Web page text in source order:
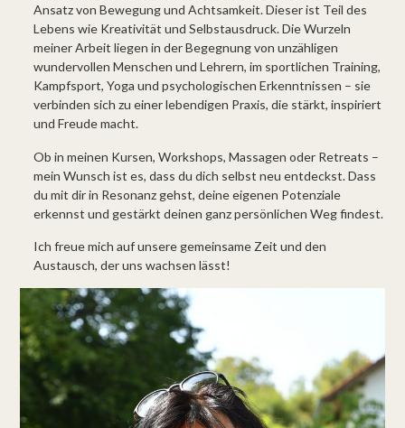
Ansatz von Bewegung und Achtsamkeit. Dieser ist Teil des
Lebens wie Kreativität und Selbstausdruck. Die Wurzeln
meiner Arbeit liegen in der Begegnung von unzähligen
wundervollen Menschen und Lehrern, im sportlichen Training,
Kampfsport, Yoga und psychologischen Erkenntnissen – sie
verbinden sich zu einer lebendigen Praxis, die stärkt, inspiriert
und Freude macht.
Ob in meinen Kursen, Workshops, Massagen oder Retreats –
mein Wunsch ist es, dass du dich selbst neu entdeckst. Dass
du mit dir in Resonanz gehst, deine eigenen Potenziale
erkennst und gestärkt deinen ganz persönlichen Weg findest.
Ich freue mich auf unsere gemeinsame Zeit und den
Austausch, der uns wachsen lässt!